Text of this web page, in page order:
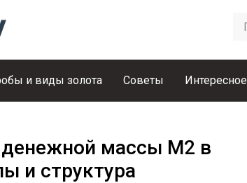
и виды золота Советы Интересное
массы М2 в
и структура